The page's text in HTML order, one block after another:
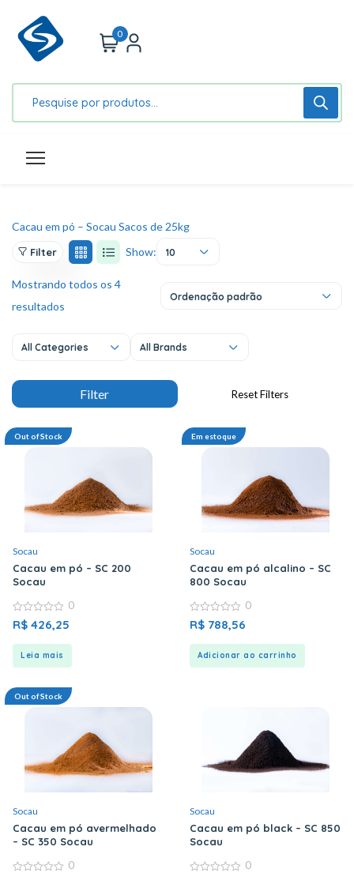
0
Cacau em pó – Socau Sacos de 25kg
Filter Show: 10
Mostrando todos os 4
resultados
Ordenação padrão
All Categories All Brands
Out of Stock
Socau
Cacau em pó – SC 200
Socau
0
out
0
R$ 426,25
Leia mais
Em estoque
Socau
Cacau em pó alcalino – SC
800 Socau
0
out
0
R$ 788,56
Adicionar ao carrinho
Out of Stock
Socau
Cacau em pó avermelhado
– SC 350 Socau
0
Socau
Cacau em pó black – SC 850
Socau
0